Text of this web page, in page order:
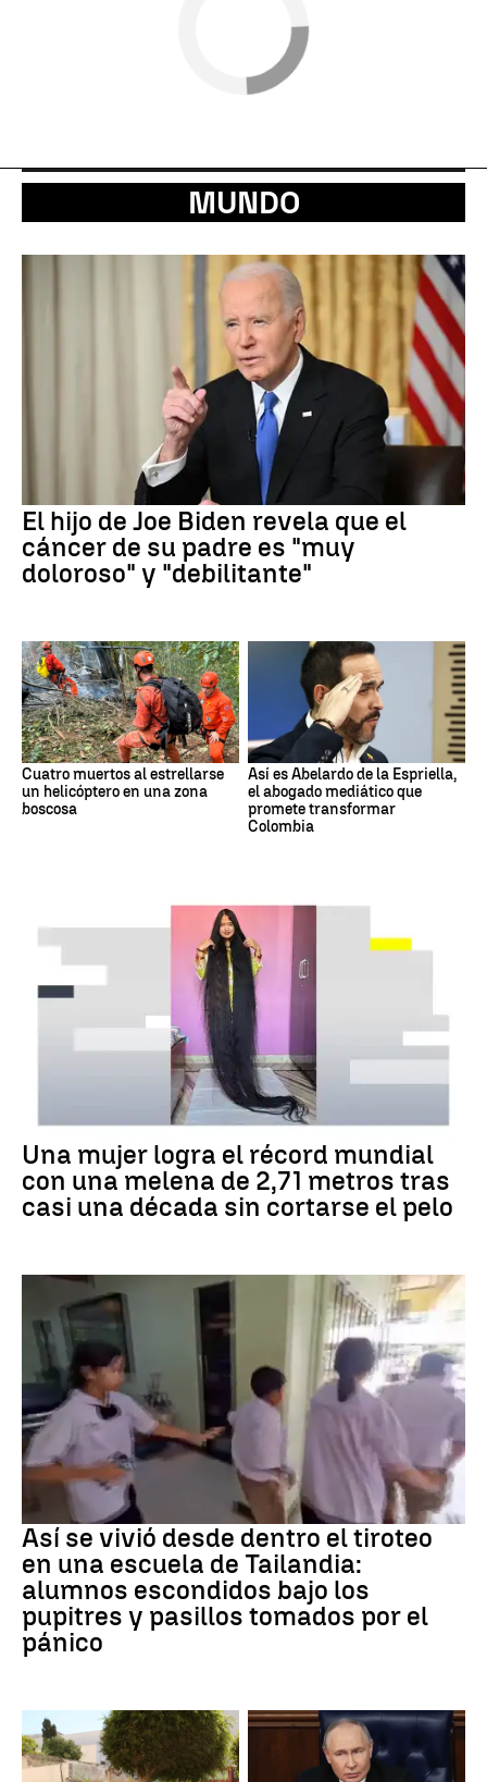
MUNDO
El hijo de Joe Biden revela que el
cáncer de su padre es "muy
doloroso" y "debilitante"
Cuatro muertos al estrellarse
un helicóptero en una zona
boscosa
Así es Abelardo de la Espriella,
el abogado mediático que
promete transformar
Colombia
RÉCORD GUINNESS
Una mujer logra el récord mundial
con una melena de 2,71 metros tras
casi una década sin cortarse el pelo
Así se vivió desde dentro el tiroteo
en una escuela de Tailandia:
alumnos escondidos bajo los
pupitres y pasillos tomados por el
pánico